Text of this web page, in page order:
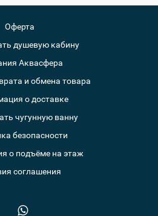
Оферта
душевую кабину
Аквасфера
и обмена товара
о доставке
чугунную ванну
безопасности
о подъёме на этаж
соглашения